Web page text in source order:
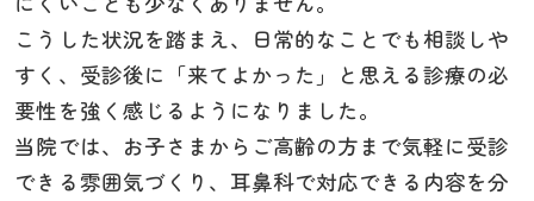
こうした状況を踏まえ、日常的なことでも相談しや
すく、受診後に「来てよかった」と思える診療の必
要性を強く感じるようになりました。
当院では、お子さまからご高齢の方まで気軽に受診
できる雰囲気づくり、耳鼻科で対応できる内容を分